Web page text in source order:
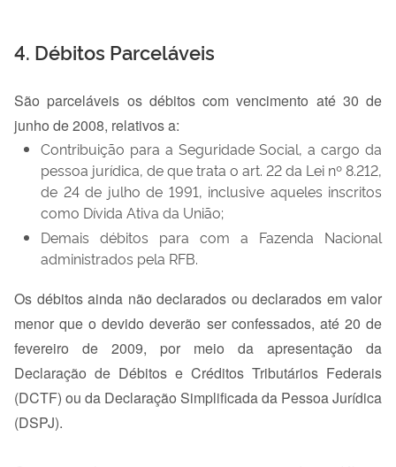
4. Débitos Parceláveis
São parceláveis os débitos com vencimento até 30 de
junho de 2008, relativos a:
Contribuição para a Seguridade Social, a cargo da
pessoa jurídica, de que trata o art. 22 da Lei nº 8.212,
de 24 de julho de 1991, inclusive aqueles inscritos
como Dívida Ativa da União;
Demais débitos para com a Fazenda Nacional
administrados pela RFB.
Os débitos ainda não declarados ou declarados em valor
menor que o devido deverão ser confessados, até 20 de
fevereiro de 2009, por meio da apresentação da
Declaração de Débitos e Créditos Tributários Federais
(DCTF) ou da Declaração Simplificada da Pessoa Jurídica
(DSPJ).